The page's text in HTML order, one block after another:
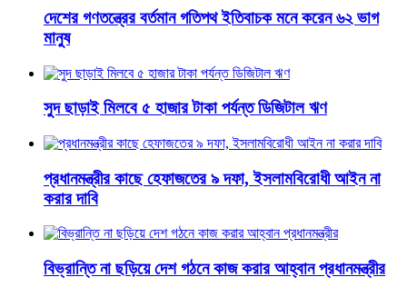
দেশের গণতন্ত্রের বর্তমান গতিপথ ইতিবাচক মনে করেন ৬২ ভাগ
মানুষ
সুদ ছাড়াই মিলবে ৫ হাজার টাকা পর্যন্ত ডিজিটাল ঋণ
প্রধানমন্ত্রীর কাছে হেফাজতের ৯ দফা, ইসলামবিরোধী আইন না
করার দাবি
বিভ্রান্তি না ছড়িয়ে দেশ গঠনে কাজ করার আহ্বান প্রধানমন্ত্রীর